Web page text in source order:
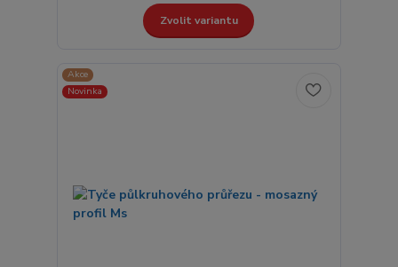
Zvolit variantu
Akce
Novinka